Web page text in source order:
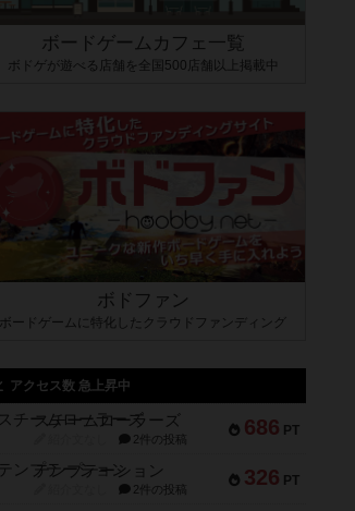
ボードゲームカフェ一覧
ボドゲが遊べる店舗を全国500店舗以上掲載中
ボドファン
ボードゲームに特化したクラウドファンディング
アクセス数 急上昇中
686 PT
スチームローラーズ
2件の投稿
326 PT
テンプテーション
2件の投稿